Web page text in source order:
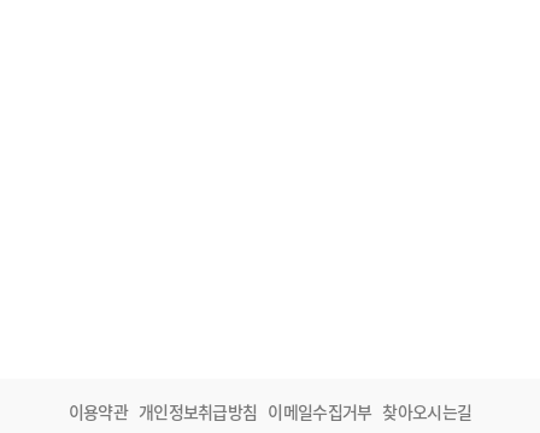
이용약관 개인정보취급방침 이메일수집거부 찾아오시는길